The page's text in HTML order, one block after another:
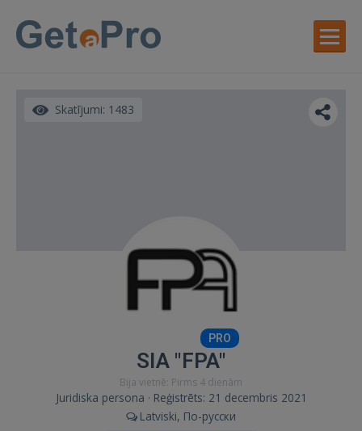
Skatījumi: 1483
PRO
SIA "FPA"
Bija vietnē: Pirms 4 dienām
Juridiska persona · Reģistrēts: 21 decembris 2021
Latviski, По-русски